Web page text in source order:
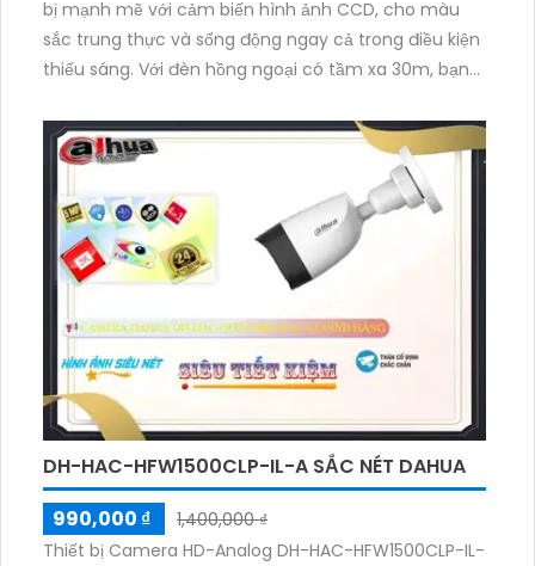
bị mạnh mẽ với cảm biến hình ảnh CCD, cho màu
sắc trung thực và sống động ngay cả trong điều kiện
thiếu sáng. Với đèn hồng ngoại có tầm xa 30m, bạn
tối. Nhờ công nghệ IP POE, camera truyền tín hiệu ổn
định và không bị nhiễu sóng. Hình ảnh được ghi lại với
chất lượng 2.0 MP, cho độ phân giải cao và chi tiết.
Việc tải hình ảnh cũng nhanh hơn, nhờ hỗ trợ
H.265+/H.265/H.264+/H.264. Camera cũng tích hợp
công nghệ nhìn đêm ONVIF, giúp bạn có tầm nhìn rõ
DH-HAC-HFW1500CLP-IL-A SẮC NÉT DAHUA
990,000 ₫
1,400,000 ₫
Thiết bị Camera HD-Analog DH-HAC-HFW1500CLP-IL-